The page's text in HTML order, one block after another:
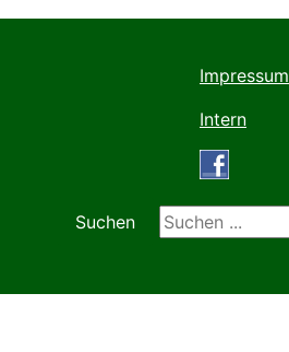
Impressum
Intern
Suchen
Suchen ...